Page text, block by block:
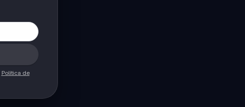
Política de